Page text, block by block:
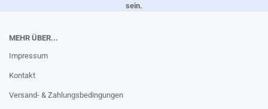
sein.
MEHR ÜBER...
Impressum
Kontakt
Versand- & Zahlungsbedingungen